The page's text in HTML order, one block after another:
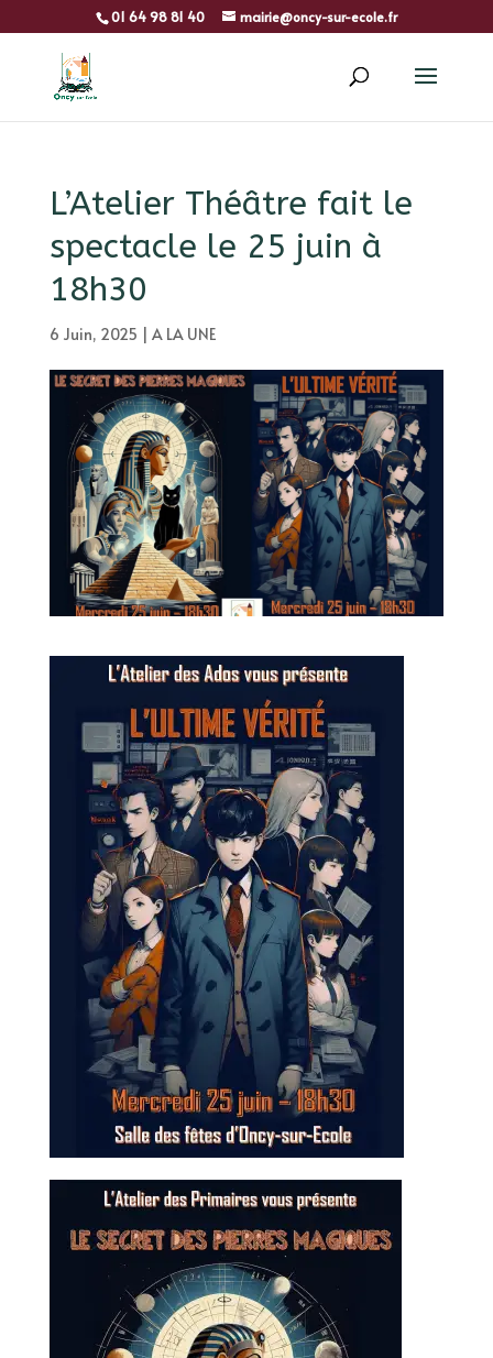
01 64 98 81 40 mairie@oncy-sur-ecole.fr
L’Atelier Théâtre fait le
spectacle le 25 juin à
18h30
6 Juin, 2025 | A LA UNE